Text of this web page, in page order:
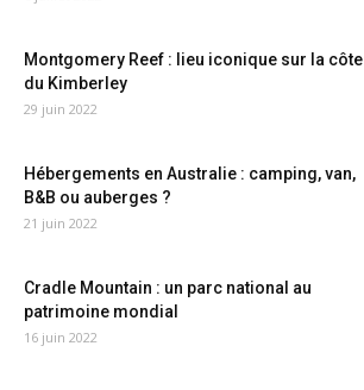
Montgomery Reef : lieu iconique sur la côte
du Kimberley
29 juin 2022
Hébergements en Australie : camping, van,
B&B ou auberges ?
21 juin 2022
Cradle Mountain : un parc national au
patrimoine mondial
16 juin 2022